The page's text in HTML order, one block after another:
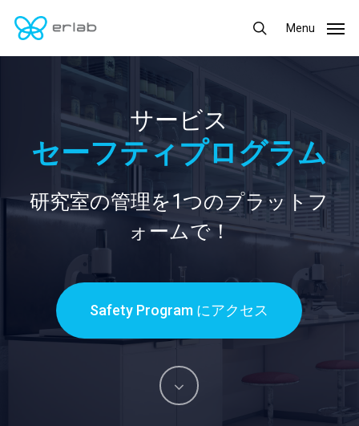
main
search
Menu
サービス
セーフティプログラム
研究室の管理を1つのプラットフ
ォームで！
Safety Program にアクセス
Navigate